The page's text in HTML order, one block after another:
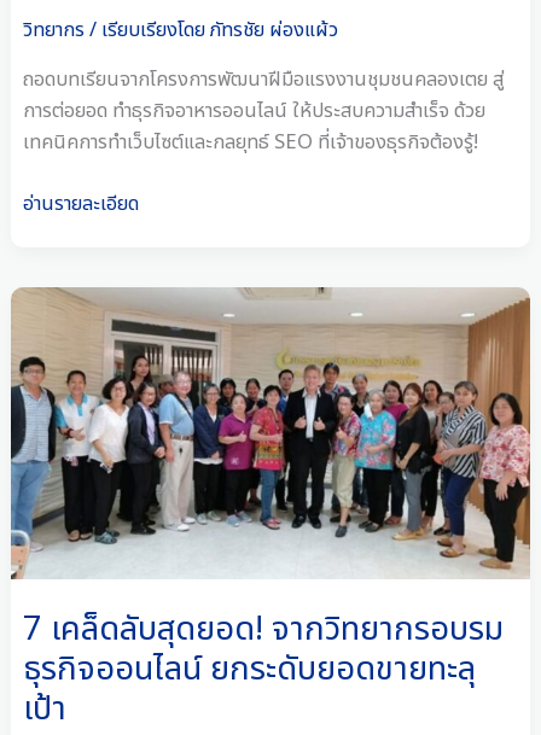
วิทยากร / เรียบเรียงโดยภัทรชัย ผ่องแผ้ว
ถอดบทเรียนจากโครงการพัฒนาฝีมือแรงงานชุมชนคลองเตย สู่
การต่อยอด ทำธุรกิจอาหารออนไลน์ ให้ประสบความสำเร็จ ด้วย
เทคนิคการทำเว็บไซต์และกลยุทธ์ SEO ที่เจ้าของธุรกิจต้องรู้!
ให้
ยอด
ขาย
ปัง
อ่านรายละเอียด
7 เคล็ดลับสุดยอด! จากวิทยากรอบรม
ธุรกิจออนไลน์ ยกระดับยอดขายทะลุ
เป้า
ลับ
สุด
ยอด!
จาก
วิทยากร
อบรม
ธุรกิจ
ออนไลน์
ยก
ระดับ
ยอด
ขาย